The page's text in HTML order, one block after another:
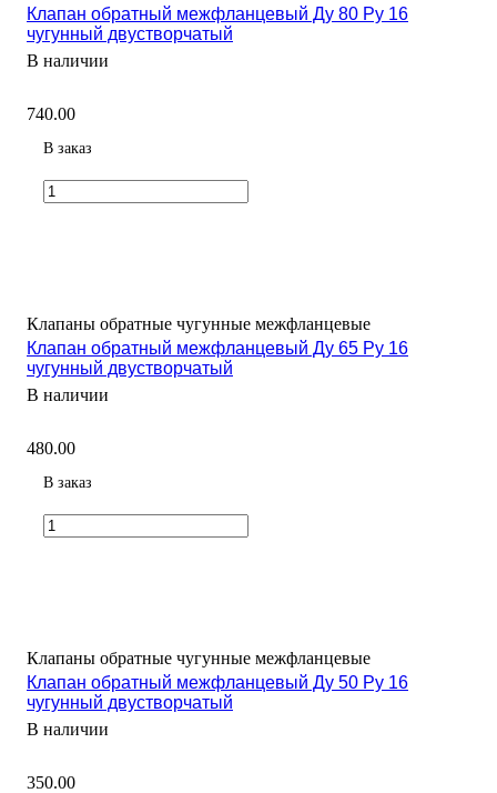
Клапан обратный межфланцевый Ду 80 Ру 16
чугунный двустворчатый
В наличии
740.00
В заказ
Клапаны обратные чугунные межфланцевые
Клапан обратный межфланцевый Ду 65 Ру 16
чугунный двустворчатый
В наличии
480.00
В заказ
Клапаны обратные чугунные межфланцевые
Клапан обратный межфланцевый Ду 50 Ру 16
чугунный двустворчатый
В наличии
350.00